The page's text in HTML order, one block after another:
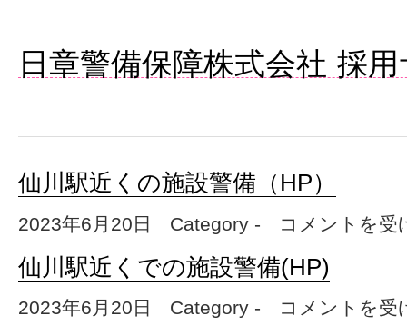
日章警備保障株式会社 採
仙川駅近くの施設警備（HP）
2023年6月20日 Category - 仙川駅近くの施設警
コメントを受
仙川駅近くでの施設警備(HP)
2023年6月20日 Category - 仙川駅近くでの施設
コメントを受